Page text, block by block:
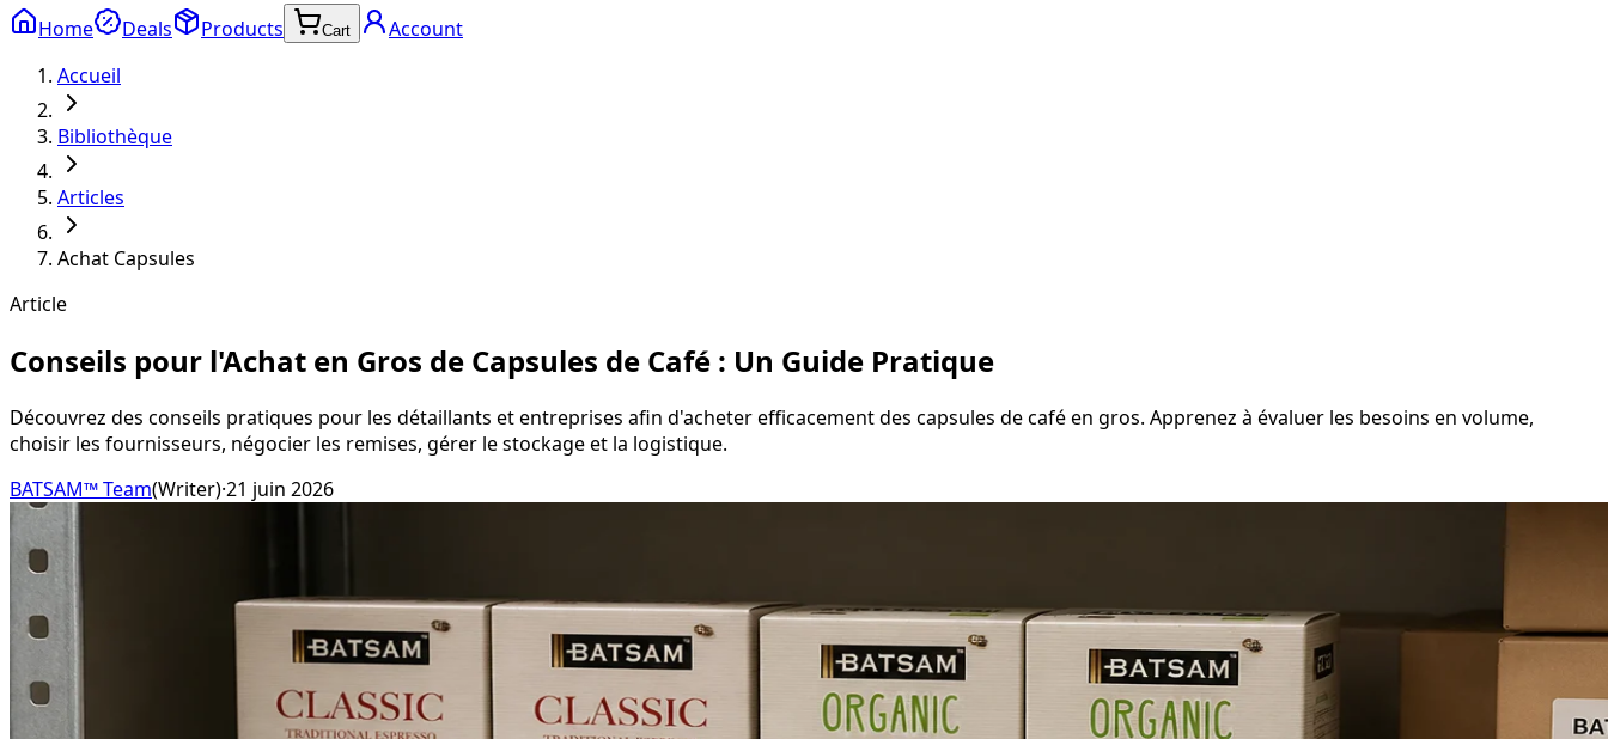
Home Deals Products Cart
Account
Accueil
Bibliothèque
Articles
Achat Capsules
Article
Conseils pour l'Achat en Gros de Capsules de Café : Un Guide Pratique
Découvrez des conseils pratiques pour les détaillants et entreprises afin d'acheter efficacement des capsules de café en gros. Apprenez à évaluer les besoins en volume,
choisir les fournisseurs, négocier les remises, gérer le stockage et la logistique.
BATSAM™ Team(Writer)·21 juin 2026